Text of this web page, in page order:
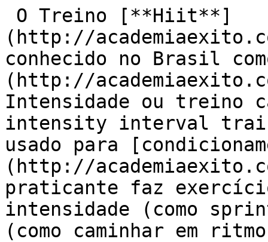
(http://
conhecido no Brasil
(http://
Intensidade ou treino
intensity interval
usado para
(http://
praticante faz
intensidade (como
(como caminhar em